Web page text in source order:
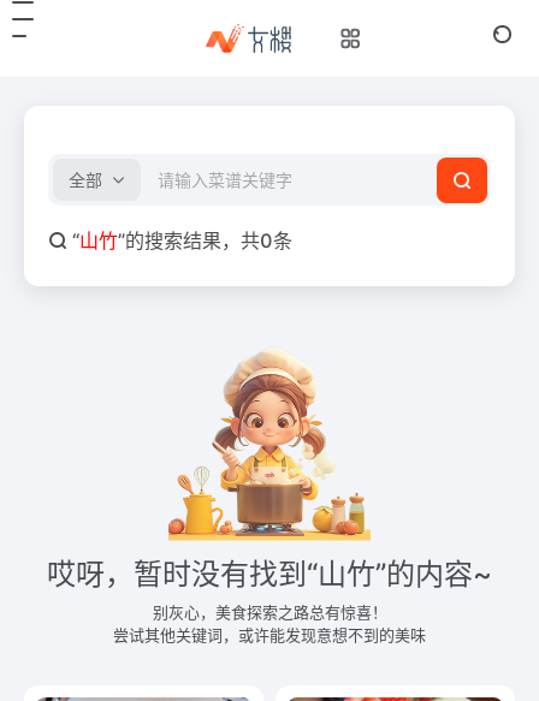
全部
“山竹”的搜索结果，共0条
哎呀，暂时没有找到“山竹”的内容~
别灰心，美食探索之路总有惊喜！
尝试其他关键词，或许能发现意想不到的美味